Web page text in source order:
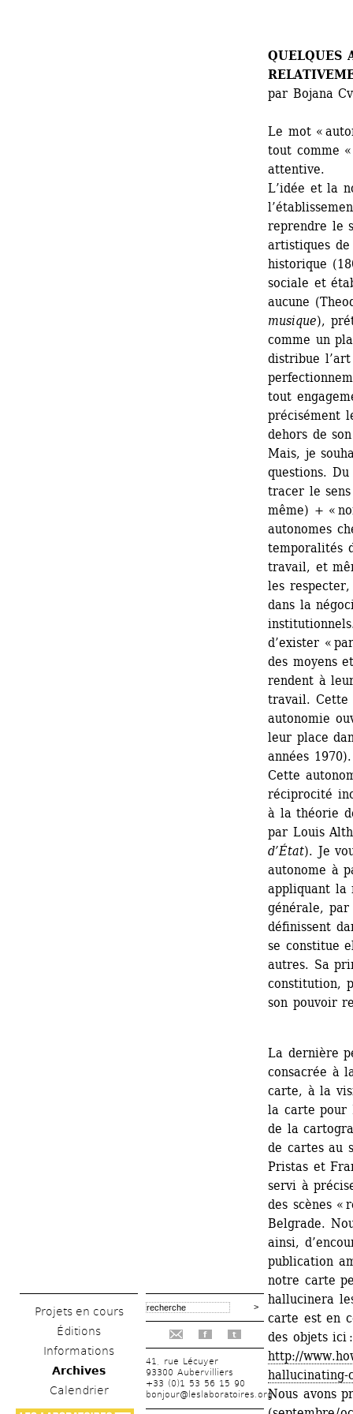
Projets en cours
Éditions
Informations
Archives
Calendrier
f t
41, rue Lécuyer
93300 Aubervilliers
+33 (0)1 53 56 15 90
bonjour@leslaboratoires.org
QUELQUES
par Bojana
Le mot «
tout comme
attentive.
L’idée et la
reprendre le
artistiques de
historique
sociale et
aucune
musique),
comme un
distribue
tout
précisément
dehors de
Mais, je
questions.
tracer le
même) + «
autonomes
temporalités
travail, et
les
dans la
d’exister «
des moyens
rendent à
travail. Cette
autonomie
leur place
années 1970).
Cette
réciprocité
à la théorie
par Louis
d’État). Je
autonome à
appliquant la
générale,
définissent
se constitue
autres. Sa
constitution,
son pouvoir
La dernière
consacrée à
carte, à la
la carte pour
de la
de cartes au
Pristas et
servi à
des scènes «
Belgrade.
ainsi,
publication
notre carte
hallucinera
carte est en
des objets ici :
http://
hallucinating-
Nous avons